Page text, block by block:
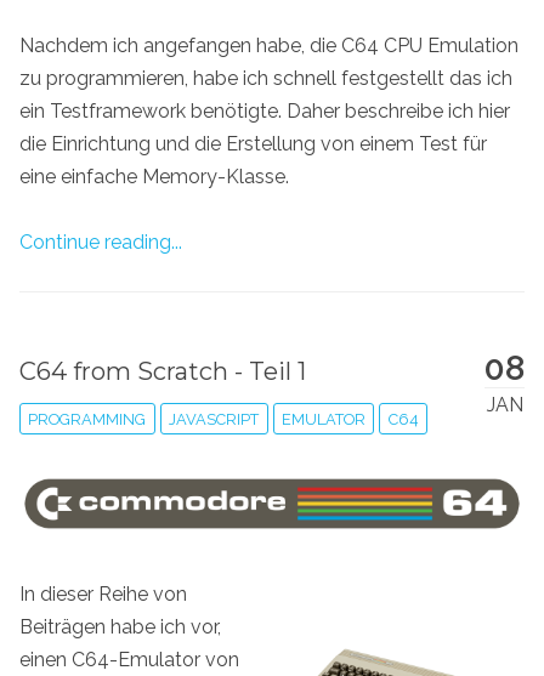
Nachdem ich angefangen habe, die C64 CPU Emulation
zu programmieren, habe ich schnell festgestellt das ich
ein Testframework benötigte. Daher beschreibe ich hier
die Einrichtung und die Erstellung von einem Test für
eine einfache Memory-Klasse.
Continue reading...
08
JAN
C64 from Scratch - Teil 1
PROGRAMMING JAVASCRIPT EMULATOR C64
In dieser Reihe von
Beiträgen habe ich vor,
einen C64-Emulator von